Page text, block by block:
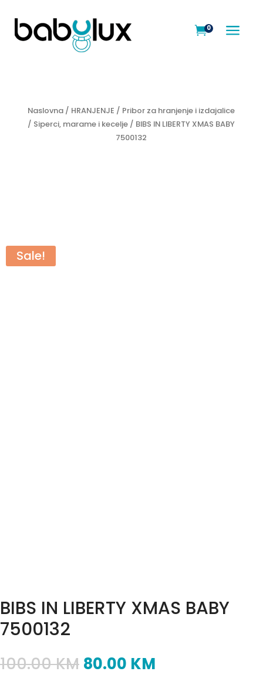
a
0
Naslovna / HRANJENJE / Pribor za hranjenje i izdajalice
/ Siperci, marame i kecelje / BIBS IN LIBERTY XMAS BABY
7500132
Sale!
BIBS IN LIBERTY XMAS BABY
7500132
100.00KM 80.00 KM